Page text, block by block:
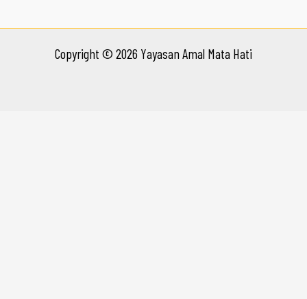
Copyright © 2026 Yayasan Amal Mata Hati